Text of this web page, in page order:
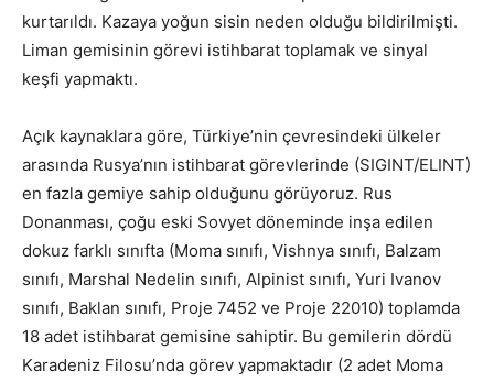
kurtarıldı. Kazaya yoğun sisin neden olduğu bildirilmişti.
Liman gemisinin görevi istihbarat toplamak ve sinyal
keşfi yapmaktı.
Açık kaynaklara göre, Türkiye’nin çevresindeki ülkeler
arasında Rusya’nın istihbarat görevlerinde (SIGINT/ELINT)
en fazla gemiye sahip olduğunu görüyoruz. Rus
Donanması, çoğu eski Sovyet döneminde inşa edilen
dokuz farklı sınıfta (Moma sınıfı, Vishnya sınıfı, Balzam
sınıfı, Marshal Nedelin sınıfı, Alpinist sınıfı, Yuri Ivanov
sınıfı, Baklan sınıfı, Proje 7452 ve Proje 22010) toplamda
18 adet istihbarat gemisine sahiptir. Bu gemilerin dördü
Karadeniz Filosu’nda görev yapmaktadır (2 adet Moma